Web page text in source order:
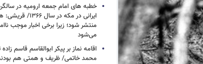
خطبه های امام جمعه ارومیه در
ایرانی در مکه در سال
منتشر شود؛ زیرا برخی اخبار موجب
می‌شود
اقامه نماز بر پیکر ابوالقاسم قاسم
محمد خاتمی/ ظریف و همتی هم